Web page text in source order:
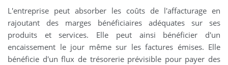
L'entreprise peut absorber les coûts de l'affacturage en
rajoutant des marges bénéficiaires adéquates sur ses
produits et services. Elle peut ainsi bénéficier d'un
encaissement le jour même sur les factures émises. Elle
bénéficie d'un flux de trésorerie prévisible pour payer des